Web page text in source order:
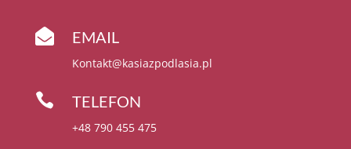
 EMAIL
Kontakt@kasiazpodlasia.pl
 TELEFON
+48 790 455 475